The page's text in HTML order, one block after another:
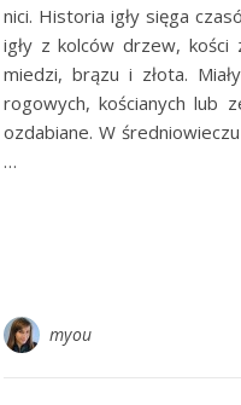
nici. Historia igły sięga
igły z kolców drzew,
miedzi, brązu i złota.
rogowych, kościanych lub
ozdabiane. W
…
myou